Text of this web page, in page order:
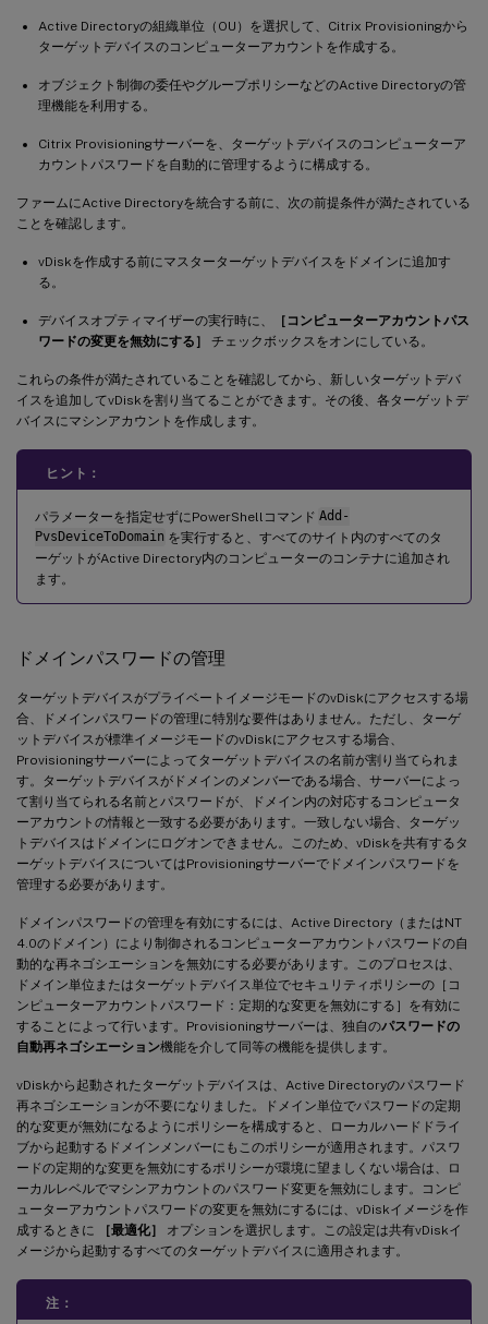
Active Directoryの組織単位（OU）を選択して、Citrix Provisioningから
ターゲットデバイスのコンピューターアカウントを作成する。
オブジェクト制御の委任やグループポリシーなどのActive Directoryの管
理機能を利用する。
Citrix Provisioningサーバーを、ターゲットデバイスのコンピューターア
カウントパスワードを自動的に管理するように構成する。
ファームにActive Directoryを統合する前に、次の前提条件が満たされている
ことを確認します。
vDiskを作成する前にマスターターゲットデバイスをドメインに追加す
る。
デバイスオプティマイザーの実行時に、
［コンピューターアカウントパス
ワードの変更を無効にする］
チェックボックスをオンにしている。
これらの条件が満たされていることを確認してから、新しいターゲットデバ
イスを追加してvDiskを割り当てることができます。その後、各ターゲットデ
バイスにマシンアカウントを作成します。
ヒント：
パラメーターを指定せずにPowerShellコマンド Add-
PvsDeviceToDomain を実行すると、すべてのサイト内のすべてのタ
ーゲットがActive Directory内のコンピューターのコンテナに追加され
ます。
ドメインパスワードの管理
ターゲットデバイスがプライベートイメージモードのvDiskにアクセスする場
合、ドメインパスワードの管理に特別な要件はありません。ただし、ターゲ
ットデバイスが標準イメージモードのvDiskにアクセスする場合、
Provisioningサーバーによってターゲットデバイスの名前が割り当てられま
す。ターゲットデバイスがドメインのメンバーである場合、サーバーによっ
て割り当てられる名前とパスワードが、ドメイン内の対応するコンピュータ
ーアカウントの情報と一致する必要があります。一致しない場合、ターゲッ
トデバイスはドメインにログオンできません。このため、vDiskを共有するタ
ーゲットデバイスについてはProvisioningサーバーでドメインパスワードを
管理する必要があります。
ドメインパスワードの管理を有効にするには、Active Directory（またはNT
4.0のドメイン）により制御されるコンピューターアカウントパスワードの自
動的な再ネゴシエーションを無効にする必要があります。このプロセスは、
ドメイン単位またはターゲットデバイス単位でセキュリティポリシーの［コ
ンピューターアカウントパスワード：定期的な変更を無効にする］を有効に
することによって行います。Provisioningサーバーは、独自のパスワードの
自動再ネゴシエーション機能を介して同等の機能を提供します。
vDiskから起動されたターゲットデバイスは、Active Directoryのパスワード
再ネゴシエーションが不要になりました。ドメイン単位でパスワードの定期
的な変更が無効になるようにポリシーを構成すると、ローカルハードドライ
ブから起動するドメインメンバーにもこのポリシーが適用されます。パスワ
ードの定期的な変更を無効にするポリシーが環境に望ましくない場合は、ロ
ーカルレベルでマシンアカウントのパスワード変更を無効にします。コンピ
ューターアカウントパスワードの変更を無効にするには、vDiskイメージを作
成するときに
［最適化］
オプションを選択します。この設定は共有vDiskイ
メージから起動するすべてのターゲットデバイスに適用されます。
注：